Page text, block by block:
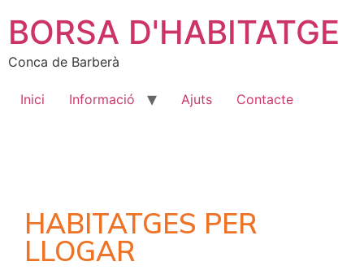
BORSA D'HABITATGE
Conca de Barberà
Inici Informació Ajuts Contacte
HABITATGES PER
LLOGAR